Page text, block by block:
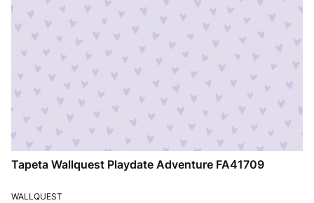
Tapeta Wallquest Playdate Adventure FA41709
PRODUCENT
WALLQUEST